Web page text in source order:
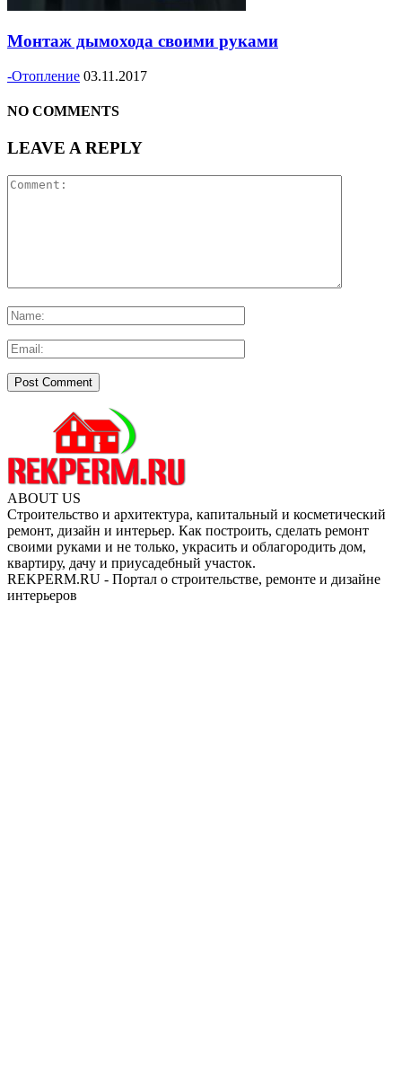
Монтаж дымохода своими руками
-Отопление 03.11.2017
NO COMMENTS
LEAVE A REPLY
ABOUT US
Строительство и архитектура, капитальный и косметический
ремонт, дизайн и интерьер. Как построить, сделать ремонт
своими руками и не только, украсить и облагородить дом,
квартиру, дачу и приусадебный участок.
REKPERM.RU - Портал о строительстве, ремонте и дизайне
интерьеров